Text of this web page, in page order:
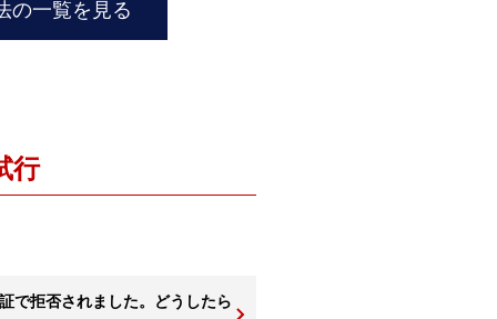
の一覧を見る
行
で拒否されました。どうしたら